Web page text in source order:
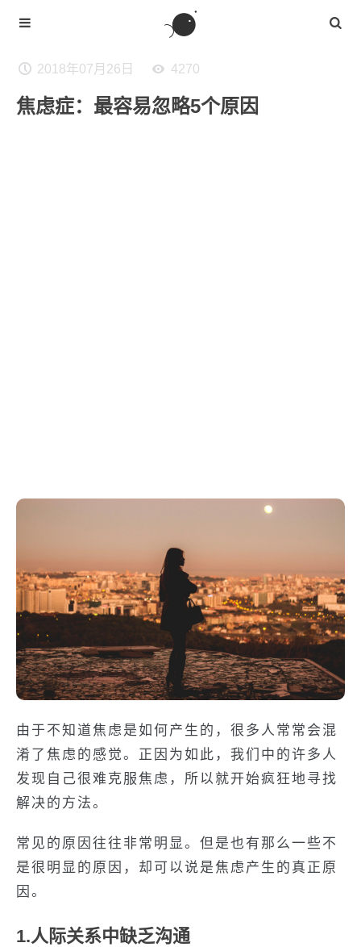
2018年07月26日 4270
焦虑症：最容易忽略5个原因
由于不知道焦虑是如何产生的，很多人常常会混
淆了焦虑的感觉。正因为如此，我们中的许多人
发现自己很难克服焦虑，所以就开始疯狂地寻找
解决的方法。
常见的原因往往非常明显。但是也有那么一些不
是很明显的原因，却可以说是焦虑产生的真正原
因。
1.人际关系中缺乏沟通